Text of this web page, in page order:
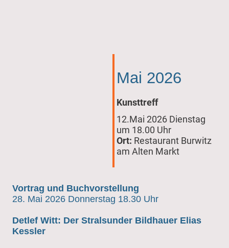
Mai 2026
Kunsttreff
12.Mai 2026 Dienstag
um 18.00 Uhr
Ort: Restaurant Burwitz
am Alten Markt
Vortrag und Buchvorstellung
28. Mai 2026 Donnerstag 18.30 Uhr
Detlef Witt: Der Stralsunder Bildhauer Elias
Kessler